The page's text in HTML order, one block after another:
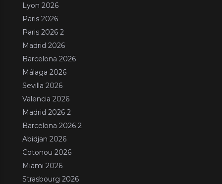
Lyon 2026
Paris 2026
Paris 2026 2
Madrid 2026
Barcelona 2026
Málaga 2026
Sevilla 2026
Valencia 2026
Madrid 2026 2
Barcelona 2026 2
Abidjan 2026
Cotonou 2026
Miami 2026
Strasbourg 2026